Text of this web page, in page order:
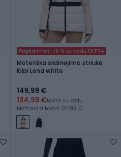
Papildomai -10 % su kodu EXTRA
Moteriška slidinėjimo striukė
Kilpi Lena white
149,99 €
134,99 €kaina su kodu
Mažiausia kaina: 134,99 €